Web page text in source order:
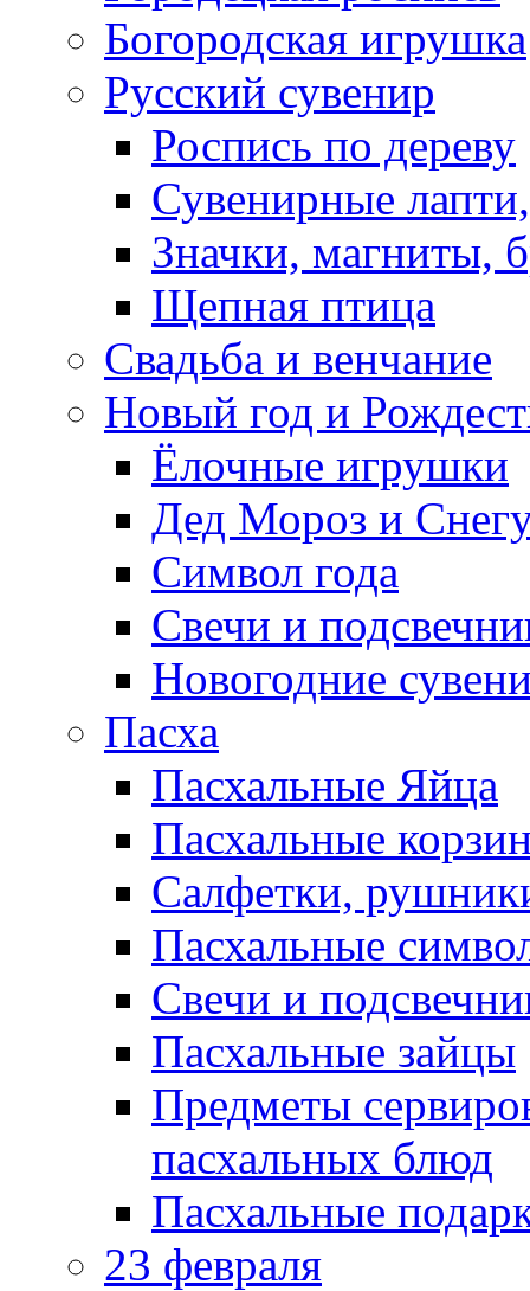
Богородская игрушка
Русский сувенир
Роспись по дереву
Сувенирные
Значки, магниты,
Щепная птица
Свадьба и венчание
Новый год и
Ёлочные игрушки
Дед Мороз и
Символ года
Свечи и
Новогодние
Пасха
Пасхальные Яйца
Пасхальные
Салфетки,
Пасхальные
Свечи и
Пасхальные зайцы
Предметы
пасхальных блюд
Пасхальные
23 февраля